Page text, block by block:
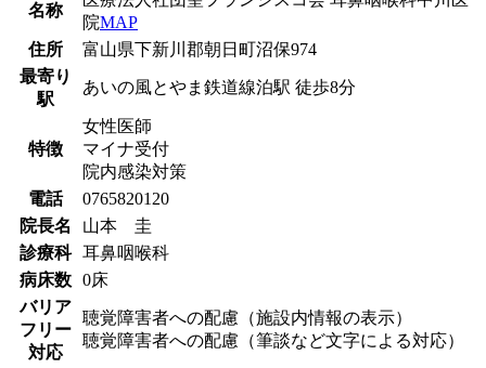
名称
院MAP
住所
富山県下新川郡朝日町沼保974
最寄り
駅
あいの風とやま鉄道線泊駅 徒歩8分
特徴
女性医師
マイナ受付
院内感染対策
電話
0765820120
院長名
山本 圭
診療科
耳鼻咽喉科
病床数
0床
バリア
フリー
対応
聴覚障害者への配慮（施設内情報の表示）
聴覚障害者への配慮（筆談など文字による対応）